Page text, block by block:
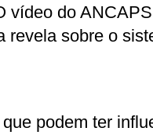
vídeo do
revela sobre o
podem ter